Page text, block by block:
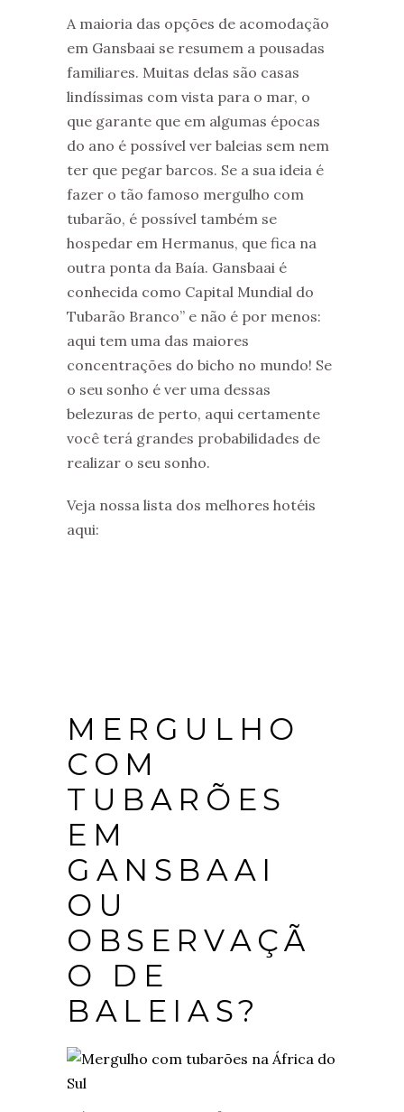
A maioria das opções de acomodação
em Gansbaai se resumem a pousadas
familiares. Muitas delas são casas
lindíssimas com vista para o mar, o
que garante que em algumas épocas
do ano é possível ver baleias sem nem
ter que pegar barcos. Se a sua ideia é
fazer o tão famoso mergulho com
tubarão, é possível também se
hospedar em Hermanus, que fica na
outra ponta da Baía. Gansbaai é
conhecida como Capital Mundial do
Tubarão Branco” e não é por menos:
aqui tem uma das maiores
concentrações do bicho no mundo! Se
o seu sonho é ver uma dessas
belezuras de perto, aqui certamente
você terá grandes probabilidades de
realizar o seu sonho.
Veja nossa lista dos melhores hotéis
aqui:
MERGULHO
COM
TUBARÕES
EM
GANSBAAI
OU
OBSERVAÇÃ
O DE
BALEIAS?